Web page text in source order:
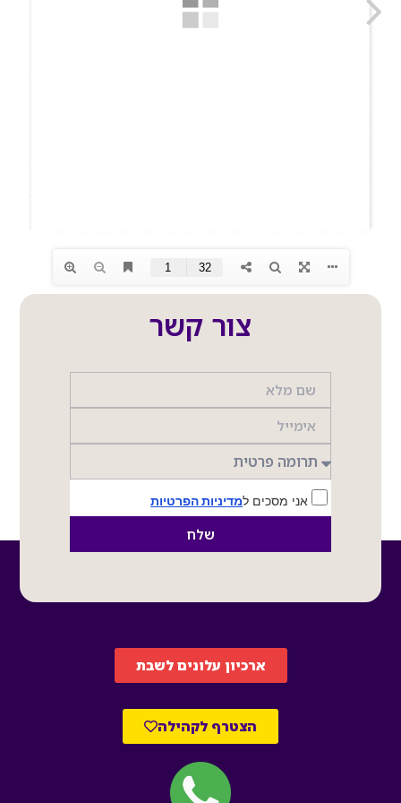
צור קשר
אני מסכים למדיניות הפרטיות
שלח
ארכיון עלונים לשבת
הצטרף לקהילה